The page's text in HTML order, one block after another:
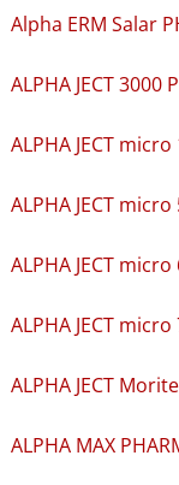
Alpha ERM Salar
ALPHA JECT 3000
ALPHA JECT
ALPHA JECT
ALPHA JECT
ALPHA JECT
ALPHA JECT
ALPHA MAX